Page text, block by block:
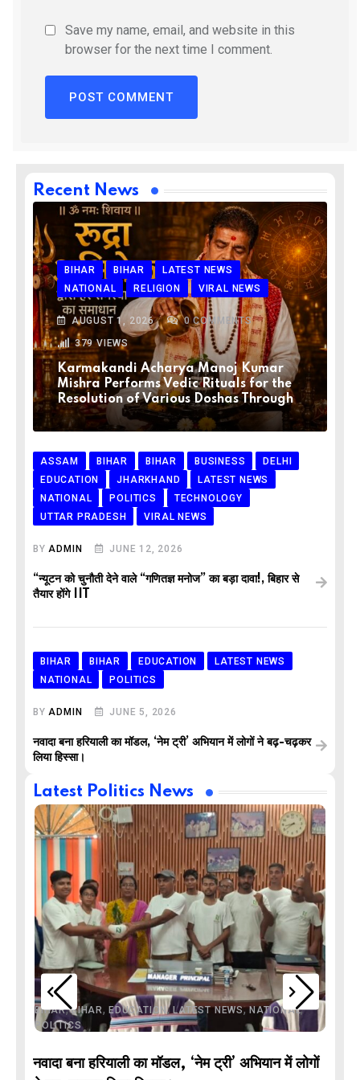
Save my name, email, and website in this
browser for the next time I comment.
Recent News
BIHAR BIHAR
LATEST NEWS
NATIONAL
RELIGION VIRAL NEWS
AUGUST 1, 2026 0COMMENTS
379VIEWS
Karmakandi Acharya Manoj Kumar
Mishra Performs Vedic Rituals for the
Resolution of Various Doshas Through
ASSAM BIHAR BIHAR BUSINESS
DELHI
EDUCATION
JHARKHAND
LATEST NEWS
NATIONAL
POLITICS
TECHNOLOGY
UTTAR PRADESH
VIRAL NEWS
BYADMIN JUNE 12, 2026
“न्यूटन को चुनौती देने वाले “गणितज्ञ मनोज” का बड़ा दावा!, बिहार से
तैयार होंगे IIT
BIHAR BIHAR EDUCATION
LATEST NEWS
NATIONAL
POLITICS
BYADMIN JUNE 5, 2026
नवादा बना हरियाली का मॉडल, ‘नेम ट्री’ अभियान में लोगों ने बढ़-चढ़कर
लिया हिस्सा।
Latest Politics News
BIHAR,BIHAR, EDUCATION,LATEST NEWS,NATIONAL,
POLITICS
नवादा बना हरियाली का मॉडल, ‘नेम ट्री’ अभियान में लोगों